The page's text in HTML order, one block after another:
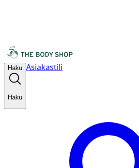
Haku
Haku
Asiakastili